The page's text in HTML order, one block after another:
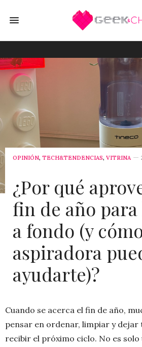
OPINIÓN, TECH&TENDENCIAS, VITRINA
¿Por qué
fin de año
a fondo (y
aspiradora
ayudarte)?
Cuando se acerca el fin de año,
pensar en ordenar, limpiar y
recibir el próximo ciclo. No es solo